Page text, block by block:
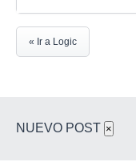
« Ir a Logic
NUEVO POST ×